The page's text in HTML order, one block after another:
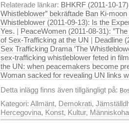
Relaterade länkar: BHKRF (2011-10-
Whistleblower” bekräftade Ban Ki-
Whistleblower (2011-09-13): Is the
Yes. | PeaceWomen (2011-08-31):
of Sex-Trafficking at the UN | Deadline
Sex Trafficking Drama ‘The
sex-trafficking whistleblower feted in film
the UN: when peacemakers become
Woman sacked for revealing UN links
Detta inlägg finns även tillgängligt på:
Kategori: Allmänt, Demokrati,
Hercegovina, Konst, Kultur,